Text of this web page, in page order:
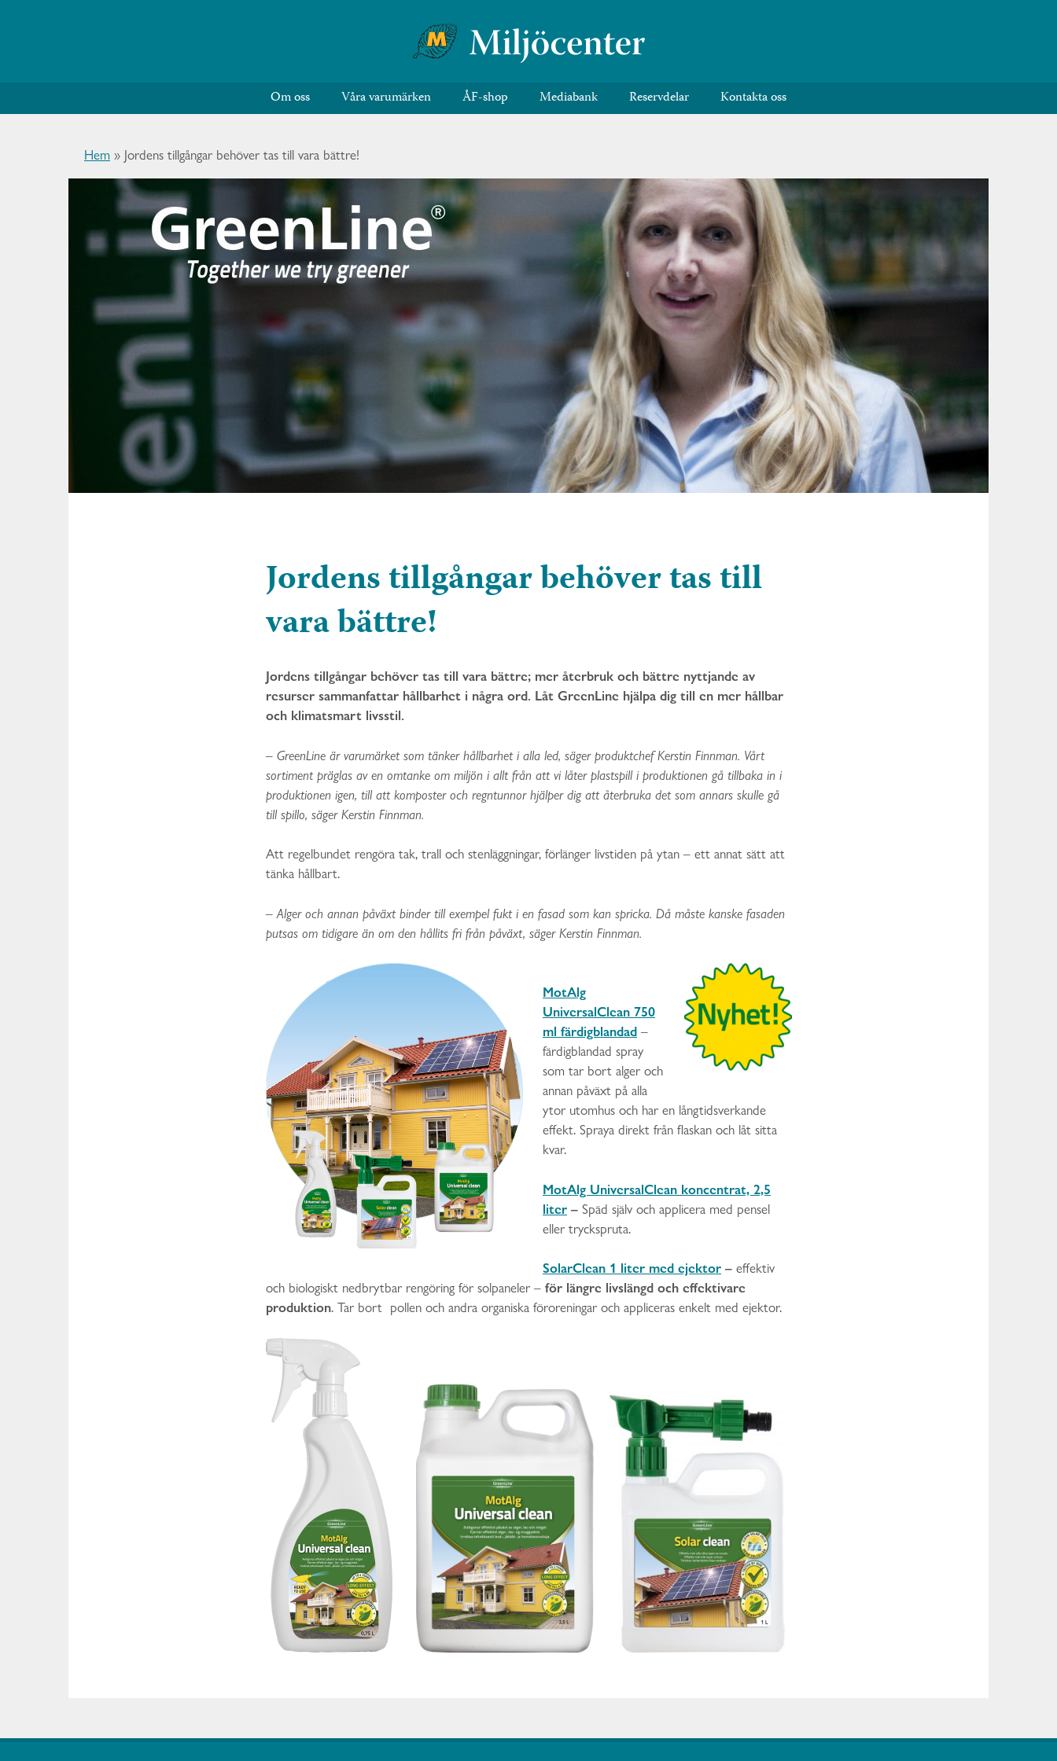
Om oss Våra varumärken ÅF-shop Mediabank Reservdelar Kontakta oss
Hem » Jordens tillgångar behöver tas till vara bättre!
Jordens tillgångar behöver tas till
vara bättre!
Jordens tillgångar behöver tas till vara bättre; mer återbruk och bättre nyttjande av
resurser sammanfattar hållbarhet i några ord. Låt GreenLine hjälpa dig till en mer hållbar
och klimatsmart livsstil.
– GreenLine är varumärket som tänker hållbarhet i alla led, säger produktchef Kerstin Finnman. Vårt
sortiment präglas av en omtanke om miljön i allt från att vi låter plastspill i produktionen gå tillbaka in i
produktionen igen, till att komposter och regntunnor hjälper dig att återbruka det som annars skulle gå
till spillo, säger Kerstin Finnman.
Att regelbundet rengöra tak, trall och stenläggningar, förlänger livstiden på ytan – ett annat sätt att
tänka hållbart.
– Alger och annan påväxt binder till exempel fukt i en fasad som kan spricka. Då måste kanske fasaden
putsas om tidigare än om den hållits fri från påväxt, säger Kerstin Finnman.
MotAlg
UniversalClean 750
ml färdigblandad –
färdigblandad spray
som tar bort alger och
annan påväxt på alla
ytor utomhus och har en långtidsverkande
effekt. Spraya direkt från flaskan och låt sitta
kvar.
MotAlg UniversalClean koncentrat, 2,5
liter – Späd själv och applicera med pensel
eller tryckspruta.
SolarClean 1 liter med ejektor – effektiv
och biologiskt nedbrytbar rengöring för solpaneler – för längre livslängd och effektivare
produktion. Tar bort pollen och andra organiska föroreningar och appliceras enkelt med ejektor.